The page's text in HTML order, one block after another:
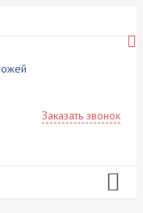
Заказать звонок